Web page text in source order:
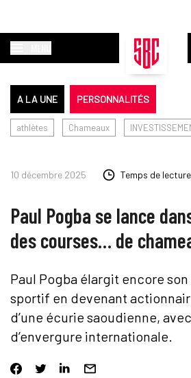
A LA UNE PERSONNALITÉS
athlètes Chameaux
10 décembre 2025 Temps de
Paul Pogba se lance
des courses… de
Paul Pogba élargit encore
sportif en devenant
d’une écurie saoudienne,
d’envergure internationale.